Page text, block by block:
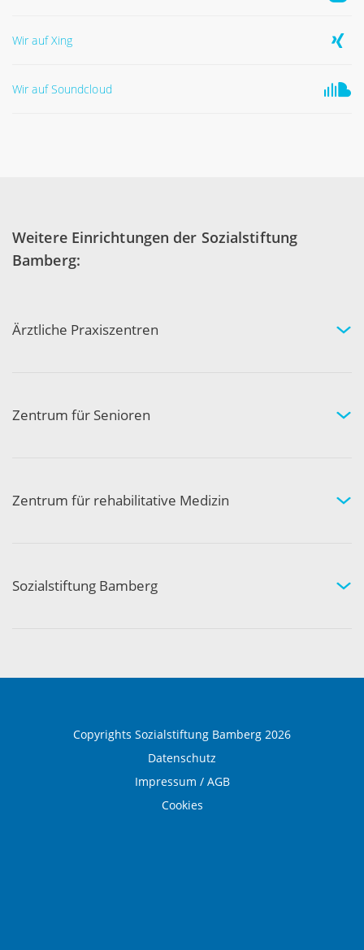
Wir auf Xing
Wir auf Soundcloud
Weitere Einrichtungen der Sozialstiftung
Bamberg:
Ärztliche Praxiszentren
Kompetenznetzwerk
Zentrum für Senioren
Aktivität und Gemeinschaft
Zentrum für rehabilitative Medizin
Medical Wellness
Sozialstiftung Bamberg
Copyrights Sozialstiftung Bamberg 2026
Datenschutz
Impressum / AGB
Cookies